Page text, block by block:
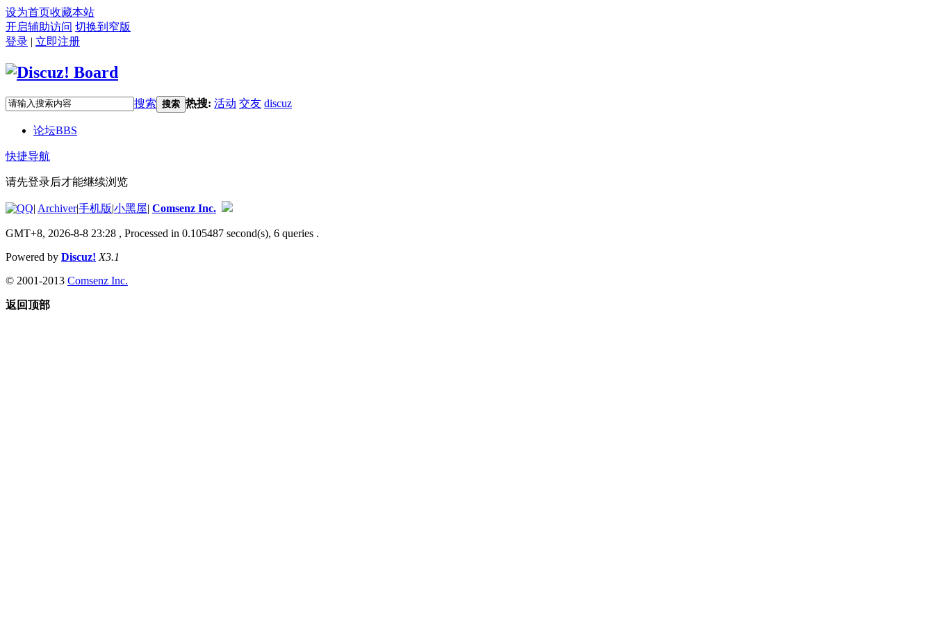
设为首页收藏本站
开启辅助访问 切换到窄版
登录 | 立即注册
搜索 搜索 热搜: 活动 交友 discuz
论坛BBS
快捷导航
请先登录后才能继续浏览
| Archiver|手机版|小黑屋| Comsenz Inc.
GMT+8, 2026-8-8 23:28 , Processed in 0.105487 second(s), 6 queries .
Powered by Discuz! X3.1
© 2001-2013 Comsenz Inc.
返回顶部